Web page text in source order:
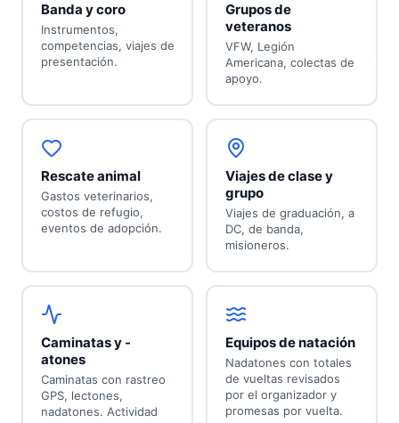
Banda y coro
Instrumentos,
competencias, viajes de
presentación.
Grupos de
veteranos
VFW, Legión
Americana, colectas de
apoyo.
Rescate animal
Gastos veterinarios,
costos de refugio,
eventos de adopción.
Viajes de clase y
grupo
Viajes de graduación, a
DC, de banda,
misioneros.
Caminatas y -
atones
Caminatas con rastreo
GPS, lectones,
nadatones. Actividad
Equipos de natación
Nadatones con totales
de vueltas revisados
por el organizador y
promesas por vuelta.